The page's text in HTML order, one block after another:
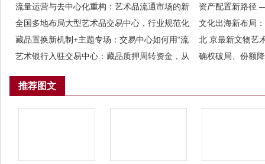
新格局
场庞大流量
流量运营与去中心化重构：艺术品流通市场的新
增长极
资产配置新路径
资本实缴
全国多地布局大型艺术品交易中心，行业规范化
发展已成大势所趋
文化出海新布局
中心共建中韩文
藏品置换新机制+主题专场：交易中心如何用“流
动”与“聚焦”双引擎激活万亿市场？
北 京最新文物艺
艺术品交易全球
艺术银行入驻交易中心：藏品质押周转资金，从
确权破局、份额
推荐图文